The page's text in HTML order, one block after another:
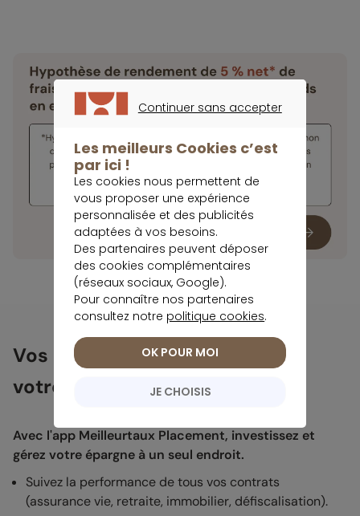
Vos investissements dans
votre poche
Avec l'app Meilleurtaux Placement, investissez et
gérez votre épargne à un seul endroit.
Suivez la performance de tous vos contrats
(assurance vie, retraite, immobilier, défiscalisation).
Continuer sans accepter
Les meilleurs Cookies c’est
par ici !
Les cookies nous permettent de
vous proposer une expérience
personnalisée et des publicités
adaptées à vos besoins.
Des partenaires peuvent déposer
des cookies complémentaires
(réseaux sociaux, Google).
Pour connaître nos partenaires
consultez notre politique cookies.
JE CHOISIS
OK POUR MOI